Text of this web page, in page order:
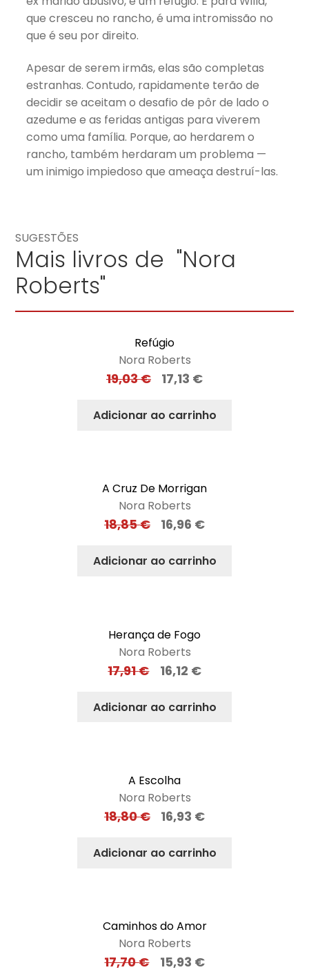
que cresceu no rancho, é uma intromissão no
que é seu por direito.
Apesar de serem irmãs, elas são completas
estranhas. Contudo, rapidamente terão de
decidir se aceitam o desafio de pôr de lado o
azedume e as feridas antigas para viverem
como uma família. Porque, ao herdarem o
rancho, também herdaram um problema —
um inimigo impiedoso que ameaça destruí-las.
SUGESTÕES
Mais livros de "Nora
Roberts"
Refúgio
Nora Roberts
19,03€ 17,13 €
Adicionar ao carrinho
A Cruz De Morrigan
Nora Roberts
18,85€ 16,96 €
Adicionar ao carrinho
Herança de Fogo
Nora Roberts
17,91€ 16,12 €
Adicionar ao carrinho
A Escolha
Nora Roberts
18,80€ 16,93 €
Adicionar ao carrinho
Caminhos do Amor
Nora Roberts
17,70€ 15,93 €